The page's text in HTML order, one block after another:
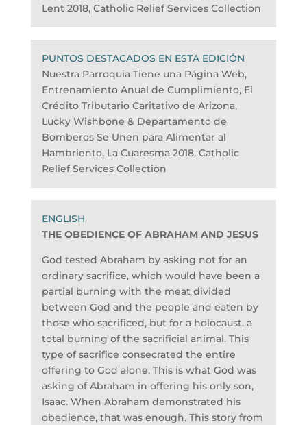
Lent 2018, Catholic Relief Services Collection
PUNTOS DESTACADOS EN ESTA EDICIÓN
Nuestra Parroquia Tiene una Página Web,
Entrenamiento Anual de Cumplimiento, El
Crédito Tributario Caritativo de Arizona,
Lucky Wishbone & Departamento de
Bomberos Se Unen para Alimentar al
Hambriento, La Cuaresma 2018, Catholic
Relief Services Collection
THE OBEDIENCE OF ABRAHAM AND JESUS
God tested Abraham by asking not for an
ordinary sacrifice, which would have been a
partial burning with the meat divided
between God and the people and eaten by
those who sacrificed, but for a holocaust, a
total burning of the sacrificial animal. This
type of sacrifice consecrated the entire
offering to God alone. This is what God was
asking of Abraham in offering his only son,
Isaac. When Abraham demonstrated his
obedience, that was enough. This story from